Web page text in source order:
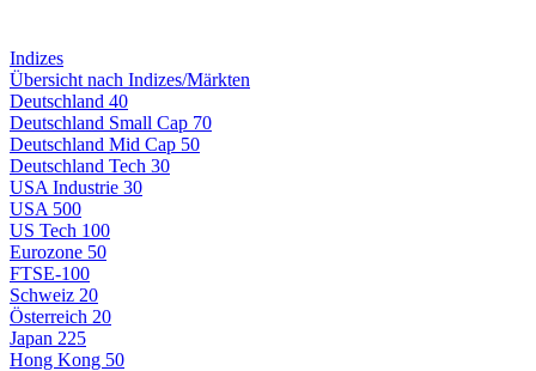
Indizes
Übersicht nach Indizes/Märkten
Deutschland 40
Deutschland Small Cap 70
Deutschland Mid Cap 50
Deutschland Tech 30
USA Industrie 30
USA 500
US Tech 100
Eurozone 50
FTSE-100
Schweiz 20
Österreich 20
Japan 225
Hong Kong 50